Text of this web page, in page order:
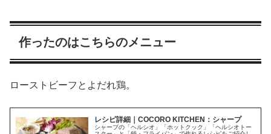
作ったのはこちらのメニュー
ローストビーフとよだれ鶏。
レシピ詳細｜COCORO KITCHEN：シャープ
シャープの「ヘルシオ」「ホットクック」「ヘルシオトー